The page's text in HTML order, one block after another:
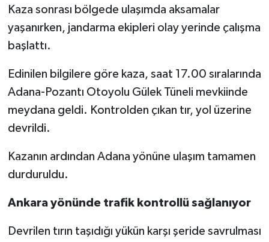
Kaza sonrası bölgede ulaşımda aksamalar
yaşanırken, jandarma ekipleri olay yerinde çalışma
başlattı.
Edinilen bilgilere göre kaza, saat 17.00 sıralarında
Adana-Pozantı Otoyolu Gülek Tüneli mevkiinde
meydana geldi. Kontrolden çıkan tır, yol üzerine
devrildi.
Kazanın ardından Adana yönüne ulaşım tamamen
durduruldu.
Ankara yönünde trafik kontrollü sağlanıyor
Devrilen tırın taşıdığı yükün karşı şeride savrulması